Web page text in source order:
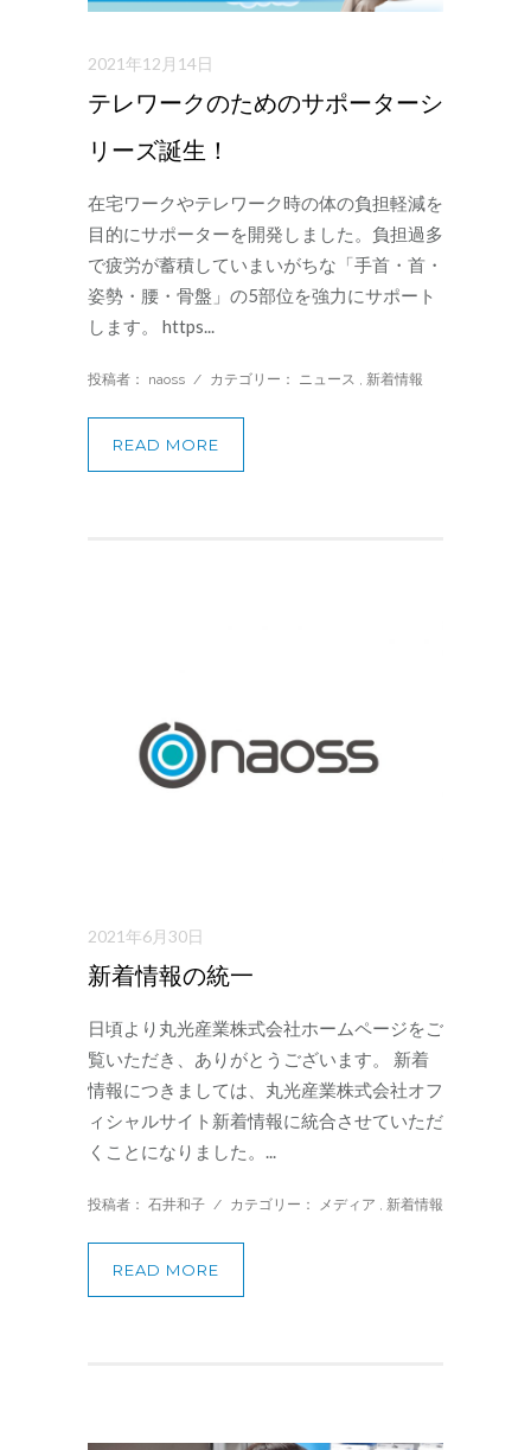
2021年12月14日
テレワークのためのサポーターシ
リーズ誕生！
在宅ワークやテレワーク時の体の負担軽減を
目的にサポーターを開発しました。負担過多
で疲労が蓄積していまいがちな「手首・首・
姿勢・腰・骨盤」の5部位を強力にサポート
します。 https...
投稿者： naoss / カテゴリー： ニュース , 新着情報
READ MORE
2021年6月30日
新着情報の統一
日頃より丸光産業株式会社ホームページをご
覧いただき、ありがとうございます。 新着
情報につきましては、丸光産業株式会社オフ
ィシャルサイト新着情報に統合させていただ
くことになりました。...
投稿者： 石井和子 / カテゴリー： メディア , 新着情報
READ MORE